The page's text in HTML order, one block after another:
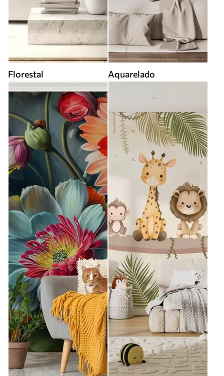
Florestal Aquarelado